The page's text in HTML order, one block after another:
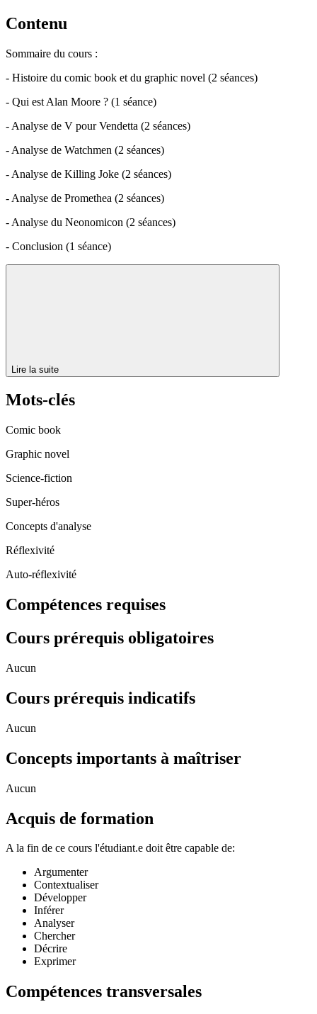
Contenu
Sommaire du cours :
- Histoire du comic book et du graphic novel (2 séances)
- Qui est Alan Moore ? (1 séance)
- Analyse de V pour Vendetta (2 séances)
- Analyse de Watchmen (2 séances)
- Analyse de Killing Joke (2 séances)
- Analyse de Promethea (2 séances)
- Analyse du Neonomicon (2 séances)
- Conclusion (1 séance)
Lire la suite
Mots-clés
Comic book
Graphic novel
Science-fiction
Super-héros
Concepts d'analyse
Réflexivité
Auto-réflexivité
Compétences requises
Cours prérequis obligatoires
Aucun
Cours prérequis indicatifs
Aucun
Concepts importants à maîtriser
Aucun
Acquis de formation
A la fin de ce cours l'étudiant.e doit être capable de:
Argumenter
Contextualiser
Développer
Inférer
Analyser
Chercher
Décrire
Exprimer
Compétences transversales